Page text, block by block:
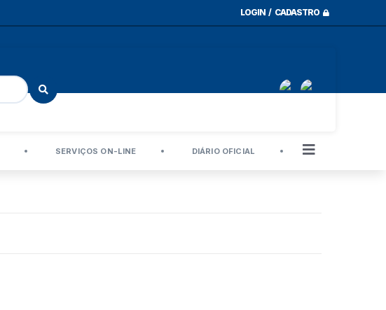
LOGIN / CADASTRO
SERVIÇOS ON-LINE DIÁRIO OFICIAL